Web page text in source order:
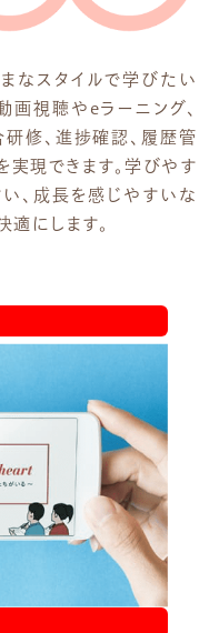
まなスタイルで学びたい
画視聴やeラーニング、
修、進捗確認、履歴管
現できます。学びやす
、成長を感じやすいな
適にします。